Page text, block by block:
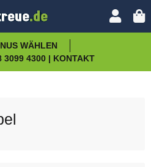
WÄHLEN
3099 4300 | KONTAKT